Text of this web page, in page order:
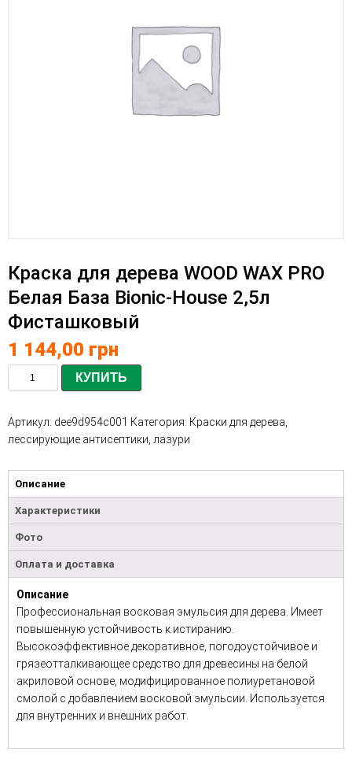
Краска для дерева WOOD WAX PRO
Белая База Bionic-House 2,5л
Фисташковый
1 144,00 грн
КУПИТЬ
Артикул: dee9d954c001 Категория: Краски для дерева,
лессирующие антисептики, лазури
Описание
Характеристики
Фото
Оплата и доставка
Описание
Профессиональная восковая эмульсия для дерева. Имеет
повышенную устойчивость к истиранию.
Высокоэффективное декоративное, погодоустойчивое и
грязеотталкивающее средство для древесины на белой
акриловой основе, модифицированное полиуретановой
смолой с добавлением восковой эмульсии. Используется
для внутренних и внешних работ.